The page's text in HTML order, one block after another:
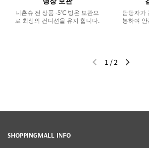
니혼슈 전 상품 -5℃ 빙온 보관으
로 최상의 컨디션을 유지 합니다.
담당자가
봉하여
이전 슬라이드다음
1 /2
SHOPPINGMALL INFO